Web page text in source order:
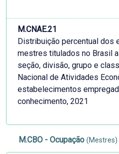
M.CNAE.21
Distribuição percentual dos
mestres titulados no Brasil
seção, divisão, grupo e
Nacional de Atividades
estabelecimentos
conhecimento, 2021
M.CBO - Ocupação (Mestres)